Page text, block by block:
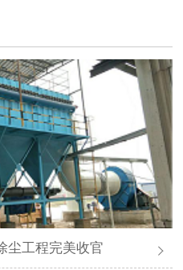
尘工程完美收官